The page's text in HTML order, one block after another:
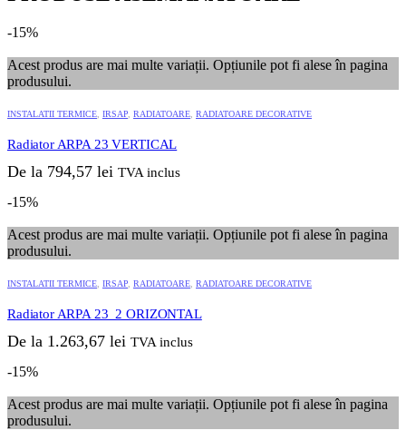
-15%
Acest produs are mai multe variații. Opțiunile pot fi alese în pagina
produsului.
INSTALATII TERMICE IRSAP RADIATOARE RADIATOARE DECORATIVE
Radiator ARPA 23 VERTICAL
De la 794,57 lei TVA inclus
-15%
Acest produs are mai multe variații. Opțiunile pot fi alese în pagina
produsului.
INSTALATII TERMICE IRSAP RADIATOARE RADIATOARE DECORATIVE
Radiator ARPA 23_2 ORIZONTAL
De la 1.263,67 lei TVA inclus
-15%
Acest produs are mai multe variații. Opțiunile pot fi alese în pagina
produsului.